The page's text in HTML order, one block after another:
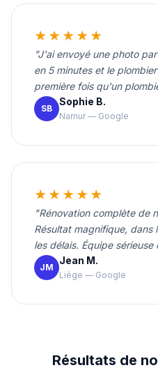
★★★★★
"J'ai envoyé une photo
en 5 minutes et le
première fois qu'un
SB
Sophie B.
Namur — Google
★★★★★
"Rénovation complète de
Résultat magnifique,
les délais. Équipe sérieuse
JM
Jean M.
Liège — Google
Résultats de